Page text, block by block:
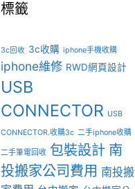
標籤
3c回收 3c收購 iphone手機收購
iphone維修 RWD網頁設計
USB
CONNECTOR USB
CONNECTOR.收購3c 二手iphone收購
二手筆電回收 包裝設計 南
投搬家公司費用 南投搬